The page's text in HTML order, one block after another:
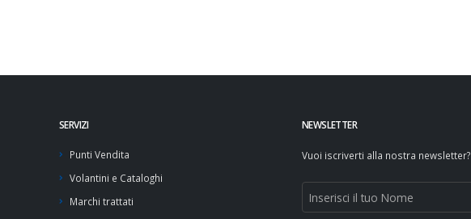
SERVIZI
Punti Vendita
Volantini e Cataloghi
Marchi trattati
NEWSLETTER
Vuoi iscriverti alla nostra newsletter?